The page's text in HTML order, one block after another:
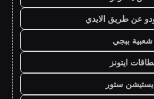
عن طريق الايدي
شعبية ببجي
ايتونز
ستور